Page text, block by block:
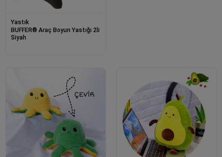
Yastık
BUFFER® Araç Boyun Yastığı 2li
Siyah